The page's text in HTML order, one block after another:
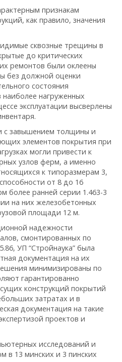
признакам
как правило, значения
сквозные трещины в
до критических
ремонтов были оклеены
без должной оценки
состояния
нагруженных
эксплуатации высверлены
с завышением толщины и
элементов покрытия при
могли привести к
узлов ферм, а именно
к типоразмерам 3,
от 8 до 16
более ранней серии 1.463-3
на них железобетонных
площади 12 м.
надежности
смонтированных по
УП “Стройнаука” была
документация на их
минимизированы по
гарантированно
конструкций покрытий
затратах и в
документация на такие
проектов и
исследований и
в 13 минских и 3 пинских